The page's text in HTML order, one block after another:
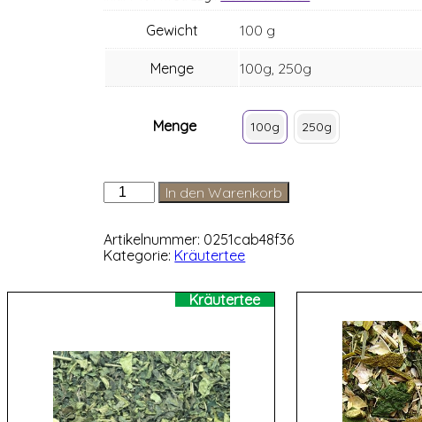
Gewicht 100 g
Menge 100g, 250g
Menge 100g 250g
Kamillentee
Menge
In den Warenkorb
Artikelnummer: 0251cab48f36
Kategorie: Kräutertee
Kräutertee